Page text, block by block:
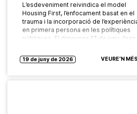
L’esdeveniment reivindica el model
Housing First, l’enfocament basat en el
trauma i la incorporació de
en primera persona en les polítiques
públiques. El dimecres 17 de juny,
19 de juny de 2026 VEURE’N MÉS